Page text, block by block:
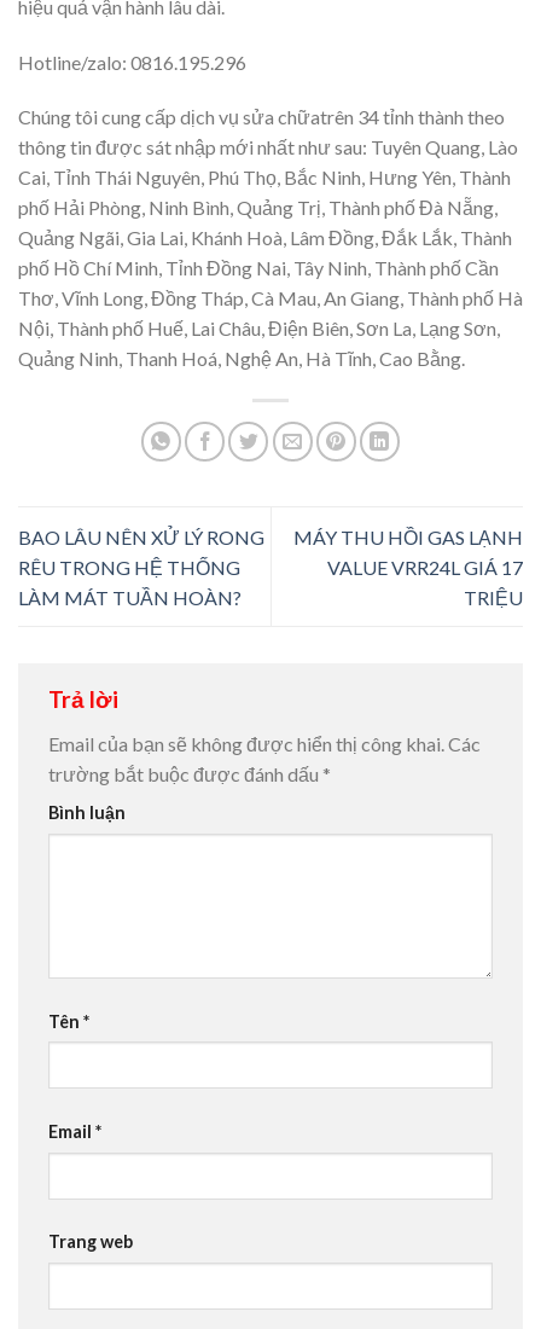
hiệu quả vận hành lâu dài.
Hotline/zalo: 0816.195.296
Chúng tôi cung cấp dịch vụ sửa chữatrên 34 tỉnh thành theo
thông tin được sát nhập mới nhất như sau: Tuyên Quang, Lào
Cai, Tỉnh Thái Nguyên, Phú Thọ, Bắc Ninh, Hưng Yên, Thành
phố Hải Phòng, Ninh Bình, Quảng Trị, Thành phố Đà Nẵng,
Quảng Ngãi, Gia Lai, Khánh Hoà, Lâm Đồng, Đắk Lắk, Thành
phố Hồ Chí Minh, Tỉnh Đồng Nai, Tây Ninh, Thành phố Cần
Thơ, Vĩnh Long, Đồng Tháp, Cà Mau, An Giang, Thành phố Hà
Nội, Thành phố Huế, Lai Châu, Điện Biên, Sơn La, Lạng Sơn,
Quảng Ninh, Thanh Hoá, Nghệ An, Hà Tĩnh, Cao Bằng.
BAO LÂU NÊN XỬ LÝ RONG
RÊU TRONG HỆ THỐNG
LÀM MÁT TUẦN HOÀN?
MÁY THU HỒI GAS LẠNH
VALUE VRR24L GIÁ 17
TRIỆU
Trả lời
Email của bạn sẽ không được hiển thị công khai.Các
trường bắt buộc được đánh dấu *
Bình luận
Tên *
Email *
Trang web